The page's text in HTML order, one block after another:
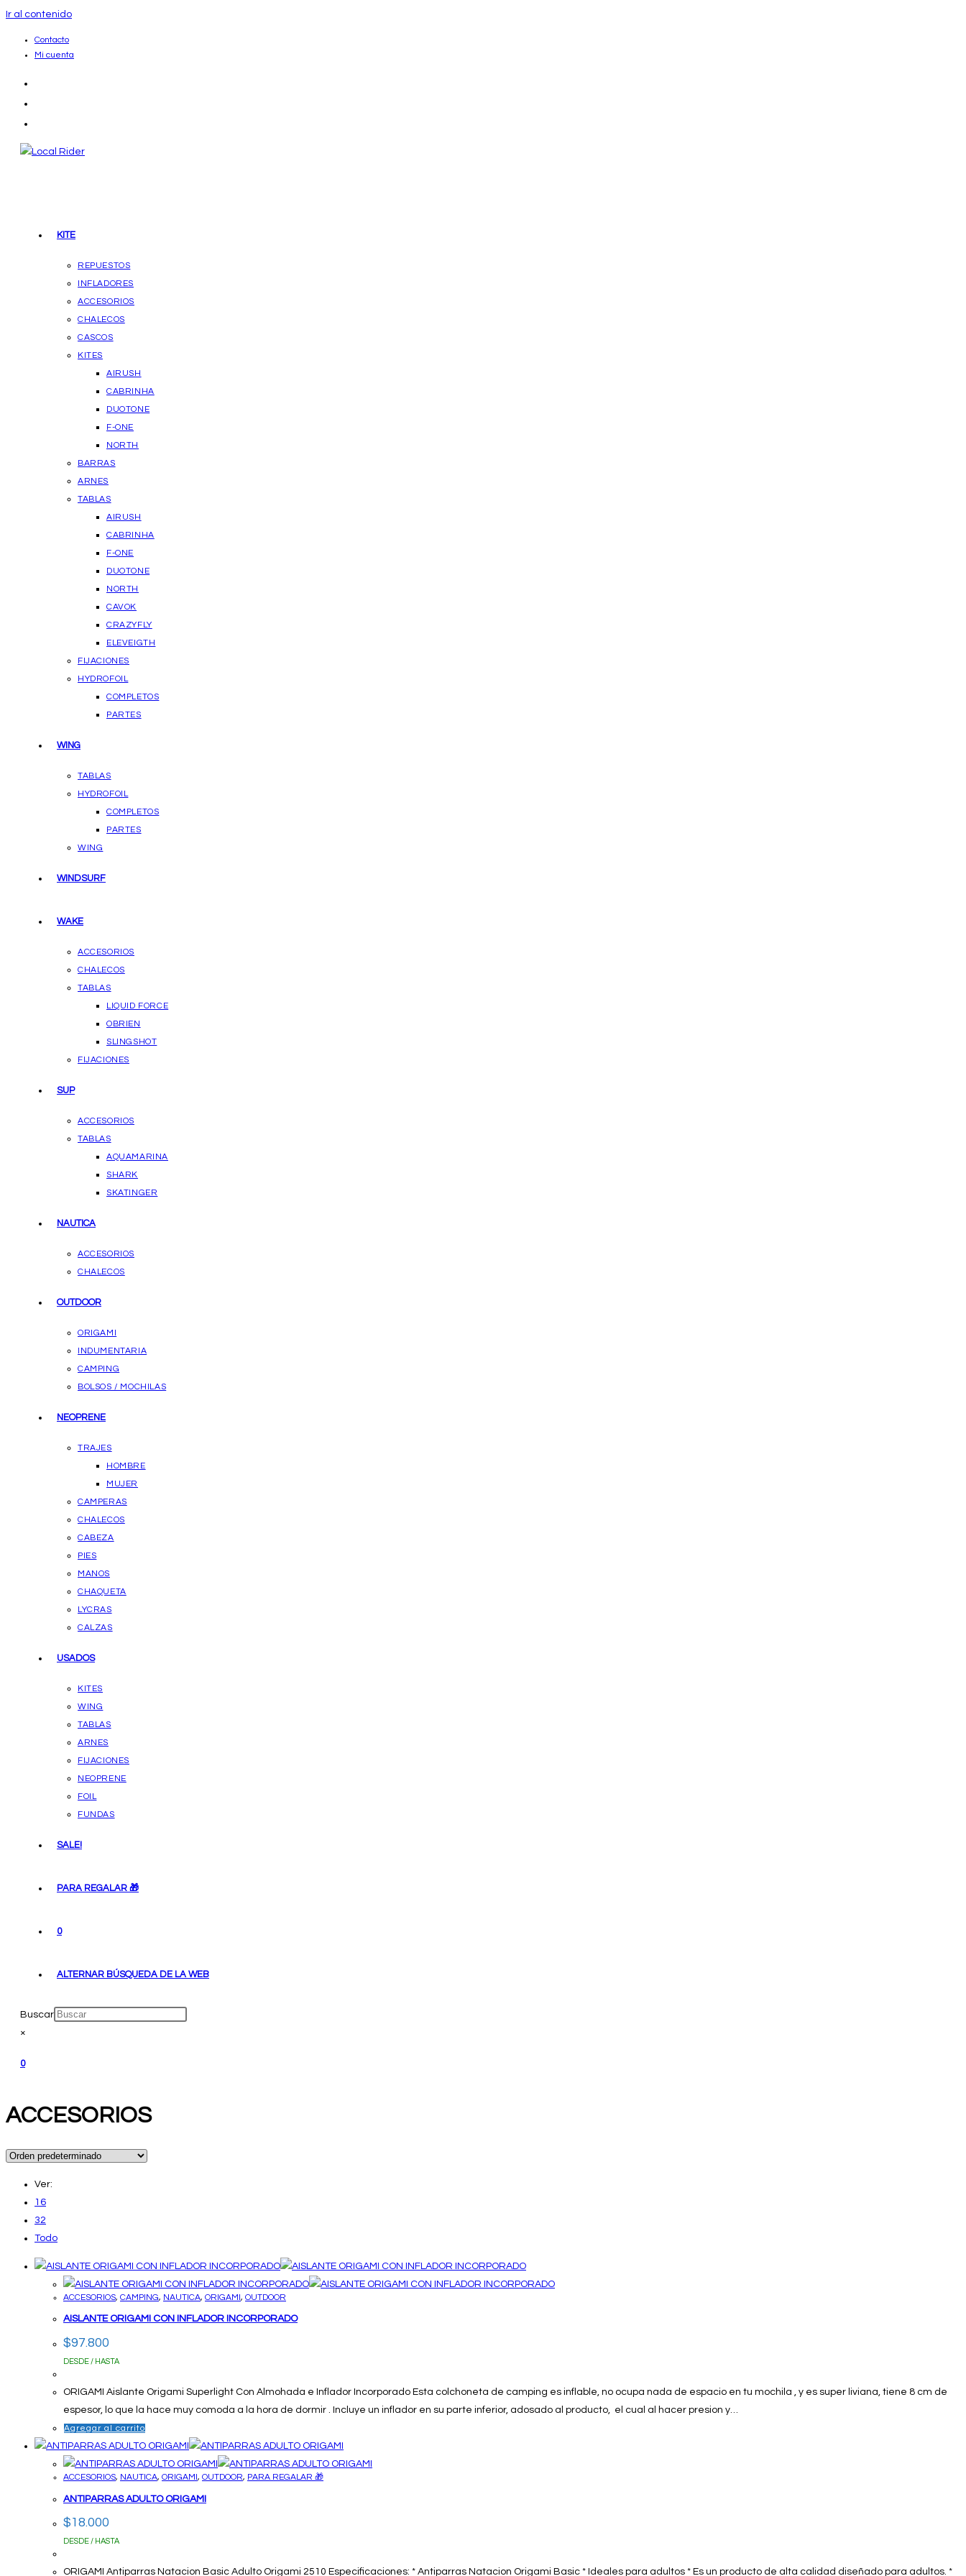
Ir al contenido
Contacto
Mi cuenta
KITE
REPUESTOS
INFLADORES
ACCESORIOS
CHALECOS
CASCOS
KITES
AIRUSH
CABRINHA
DUOTONE
F-ONE
NORTH
BARRAS
ARNES
TABLAS
AIRUSH
CABRINHA
F-ONE
DUOTONE
NORTH
CAVOK
CRAZYFLY
ELEVEIGTH
FIJACIONES
HYDROFOIL
COMPLETOS
PARTES
WING
TABLAS
HYDROFOIL
COMPLETOS
PARTES
WING
WINDSURF
WAKE
ACCESORIOS
CHALECOS
TABLAS
LIQUID FORCE
OBRIEN
SLINGSHOT
FIJACIONES
SUP
ACCESORIOS
TABLAS
AQUAMARINA
SHARK
SKATINGER
NAUTICA
ACCESORIOS
CHALECOS
OUTDOOR
ORIGAMI
INDUMENTARIA
CAMPING
BOLSOS / MOCHILAS
NEOPRENE
TRAJES
HOMBRE
MUJER
CAMPERAS
CHALECOS
CABEZA
PIES
MANOS
CHAQUETA
LYCRAS
CALZAS
USADOS
KITES
WING
TABLAS
ARNES
FIJACIONES
NEOPRENE
FOIL
FUNDAS
SALE!
PARA REGALAR 🎁
0
ALTERNAR BÚSQUEDA DE LA WEB
Buscar
×
0
ACCESORIOS
Ver:
16
32
Todo
ACCESORIOS, CAMPING, NAUTICA, ORIGAMI, OUTDOOR
AISLANTE ORIGAMI CON INFLADOR INCORPORADO
$97.800
DESDE / HASTA
ORIGAMI Aislante Origami Superlight Con Almohada e Inflador Incorporado Esta colchoneta de camping es inflable, no ocupa nada de espacio en tu mochila , y es super liviana, tiene 8 cm de
espesor, lo que la hace muy comoda a la hora de dormir . Incluye un inflador en su parte inferior, adosado al producto, el cual al hacer presion y…
Agregar al carrito
ACCESORIOS, NAUTICA, ORIGAMI , OUTDOOR, PARA REGALAR 🎁
ANTIPARRAS ADULTO ORIGAMI
$18.000
DESDE / HASTA
ORIGAMI Antiparras Natacion Basic Adulto Origami 2510 Especificaciones: * Antiparras Natacion Origami Basic * Ideales para adultos * Es un producto de alta calidad diseñado para adultos. *